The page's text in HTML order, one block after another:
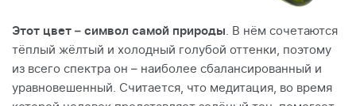
Этот цвет – символ самой природы. В нём сочетаются
тёплый жёлтый и холодный голубой оттенки, поэтому
из всего спектра он – наиболее сбалансированный и
уравновешенный. Считается, что медитация, во время